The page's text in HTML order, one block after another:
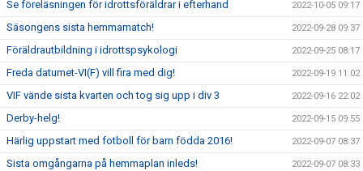
Se föreläsningen för idrottsföräldrar i efterhand 2022-10-05 09:17
Säsongens sista hemmamatch! 2022-09-28 09:37
Föräldrautbildning i idrottspsykologi 2022-09-25 08:17
Freda datumet-VI(F) vill fira med dig! 2022-09-19 11:02
VIF vände sista kvarten och tog sig upp i div 3 2022-09-16 22:02
Derby-helg! 2022-09-15 09:55
Härlig uppstart med fotboll för barn födda 2016! 2022-09-07 08:37
Sista omgångarna på hemmaplan inleds! 2022-09-07 08:33